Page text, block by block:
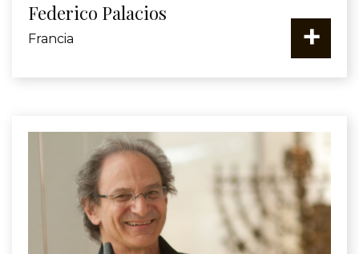
Federico Palacios
Francia +